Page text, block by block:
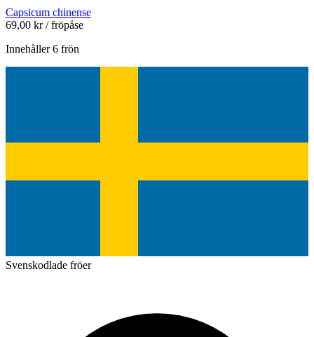
Capsicum chinense
69,00 kr / fröpåse
Innehåller 6 frön
Svenskodlade fröer